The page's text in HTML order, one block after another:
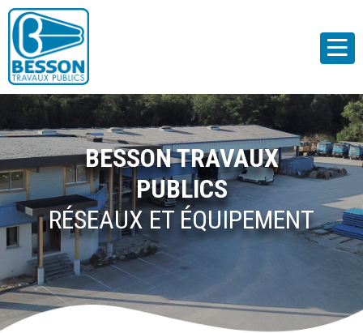
BESSON TRAVAUX
PUBLICS
RÉSEAUX ET ÉQUIPEMENT